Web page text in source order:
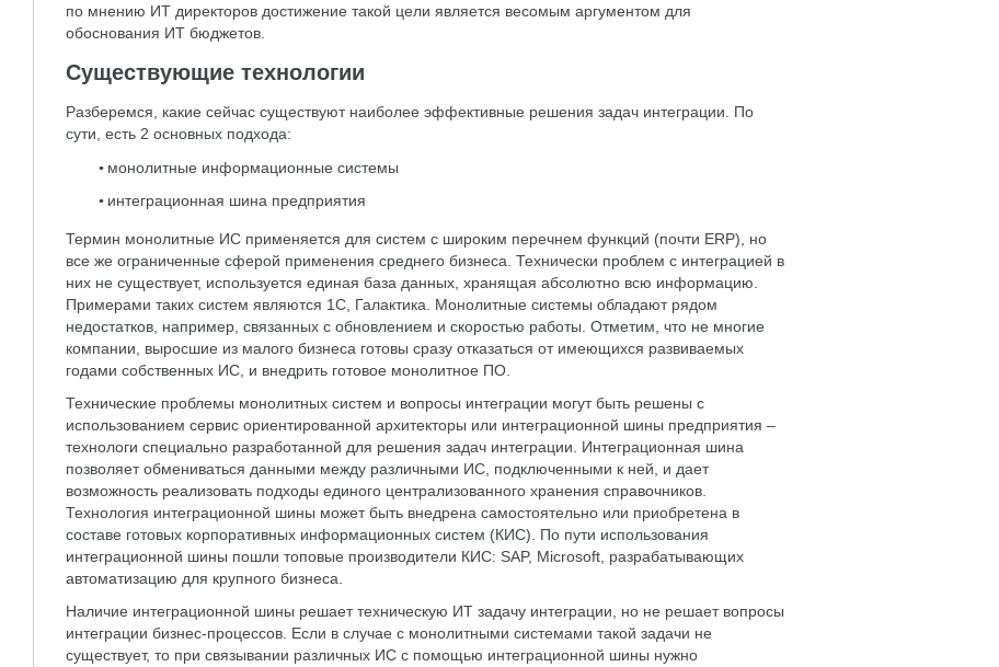
по мнению ИТ директоров достижение такой цели является весомым аргументом для
обоснования ИТ бюджетов.
Существующие технологии
Разберемся, какие сейчас существуют наиболее эффективные решения задач интеграции. По
сути, есть 2 основных подхода:
монолитные информационные системы
интеграционная шина предприятия
Термин монолитные ИС применяется для систем с широким перечнем функций (почти ERP), но
все же ограниченные сферой применения среднего бизнеса. Технически проблем с интеграцией в
них не существует, используется единая база данных, хранящая абсолютно всю информацию.
Примерами таких систем являются 1С, Галактика. Монолитные системы обладают рядом
недостатков, например, связанных с обновлением и скоростью работы. Отметим, что не многие
компании, выросшие из малого бизнеса готовы сразу отказаться от имеющихся развиваемых
годами собственных ИС, и внедрить готовое монолитное ПО.
Технические проблемы монолитных систем и вопросы интеграции могут быть решены с
использованием сервис ориентированной архитекторы или интеграционной шины предприятия –
технологи специально разработанной для решения задач интеграции. Интеграционная шина
позволяет обмениваться данными между различными ИС, подключенными к ней, и дает
возможность реализовать подходы единого централизованного хранения справочников.
Технология интеграционной шины может быть внедрена самостоятельно или приобретена в
составе готовых корпоративных информационных систем (КИС). По пути использования
интеграционной шины пошли топовые производители КИС: SAP, Microsoft, разрабатывающих
автоматизацию для крупного бизнеса.
Наличие интеграционной шины решает техническую ИТ задачу интеграции, но не решает вопросы
интеграции бизнес-процессов. Если в случае с монолитными системами такой задачи не
существует, то при связывании различных ИС с помощью интеграционной шины нужно